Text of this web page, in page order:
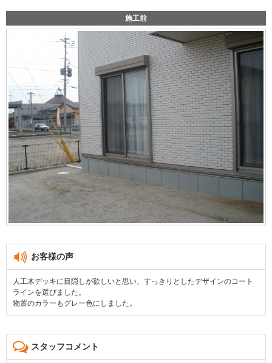
施工前
お客様の声
人工木デッキに目隠しが欲しいと思い、すっきりとしたデザインのコート
ラインを選びました。
物置のカラーもグレー色にしました。
スタッフコメント